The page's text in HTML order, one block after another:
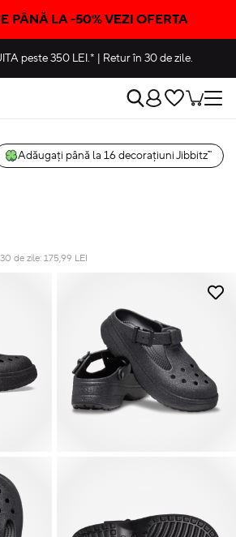
PÂNĂ LA -50% VEZI OFERTA
peste 350 LEI.* | Retur în 30 de zile.
Adăugați până la 16 decorațiuni Jibbitz™
de zile: 175,99 LEI